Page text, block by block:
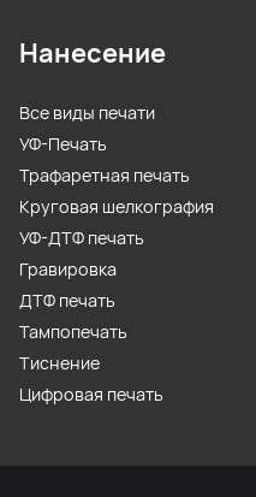
Нанесение
Все виды печати
УФ-Печать
Трафаретная печать
Круговая шелкография
УФ-ДТФ печать
Гравировка
ДТФ печать
Тампопечать
Тиснение
Цифровая печать